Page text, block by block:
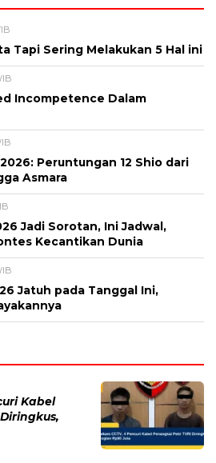
Kolom wajib ditandai *.
situs web saya pada peramban ini